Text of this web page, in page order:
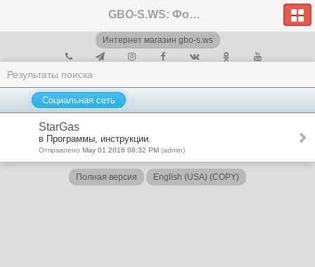
GBO-S.WS: Форум
Интернет магазин gbo-s.ws
Результаты поиска
Социальная сеть
StarGas
в Программы, инструкции.
Отправлено May 01 2016 08:32 PM (admin)
Полная версия English (USA) (COPY)